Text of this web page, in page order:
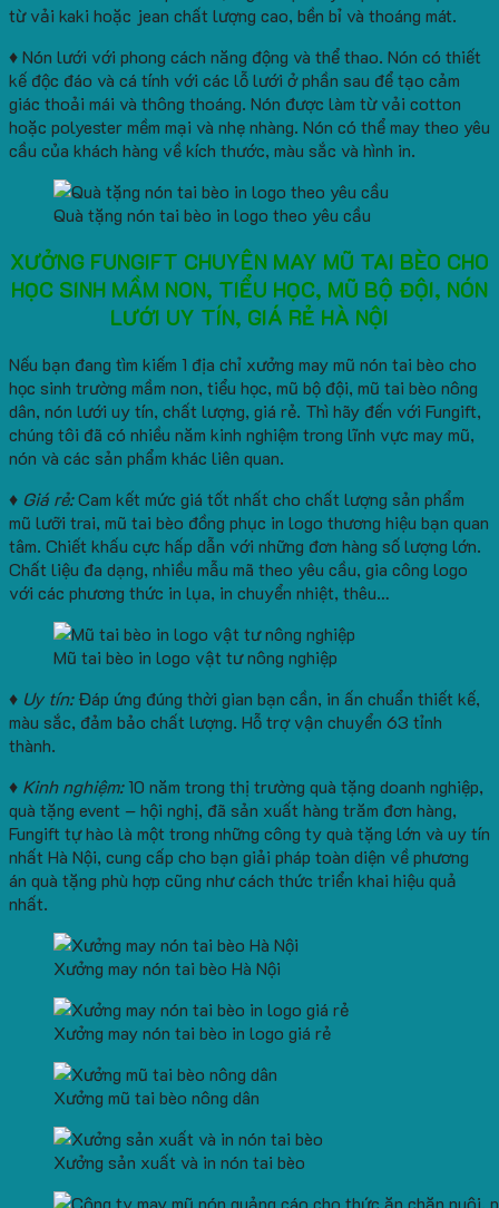
từ vải kaki hoặc jean chất lượng cao, bền bỉ và thoáng mát.
♦ Nón lưới với phong cách năng động và thể thao. Nón có thiết
kế độc đáo và cá tính với các lỗ lưới ở phần sau để tạo cảm
giác thoải mái và thông thoáng. Nón được làm từ vải cotton
hoặc polyester mềm mại và nhẹ nhàng. Nón có thể may theo yêu
cầu của khách hàng về kích thước, màu sắc và hình in.
Quà tặng nón tai bèo in logo theo yêu cầu
XƯỞNG FUNGIFT CHUYÊN MAY MŨ TAI BÈO CHO
HỌC SINH MẦM NON, TIỂU HỌC, MŨ BỘ ĐỘI, NÓN
LƯỚI UY TÍN, GIÁ RẺ HÀ NỘI
Nếu bạn đang tìm kiếm 1 địa chỉ xưởng may mũ nón tai bèo cho
học sinh trường mầm non, tiểu học, mũ bộ đội, mũ tai bèo nông
dân, nón lưới uy tín, chất lượng, giá rẻ. Thì hãy đến với Fungift,
chúng tôi đã có nhiều năm kinh nghiệm trong lĩnh vực may mũ,
nón và các sản phẩm khác liên quan.
♦ Giá rẻ:Cam kết mức giá tốt nhất cho chất lượng sản phẩm
mũ lưỡi trai, mũ tai bèo đồng phục in logo thương hiệu bạn quan
tâm. Chiết khấu cực hấp dẫn với những đơn hàng số lượng lớn.
Chất liệu đa dạng, nhiều mẫu mã theo yêu cầu, gia công logo
với các phương thức in lụa, in chuyển nhiệt, thêu…
Mũ tai bèo in logo vật tư nông nghiệp
♦ Uy tín:Đáp ứng đúng thời gian bạn cần, in ấn chuẩn thiết kế,
màu sắc, đảm bảo chất lượng. Hỗ trợ vận chuyển 63 tỉnh
thành.
♦ Kinh nghiệm:10 năm trong thị trường quà tặng doanh nghiệp,
quà tặng event – hội nghị, đã sản xuất hàng trăm đơn hàng,
Fungift tự hào là một trong những công ty quà tặng lớn và uy tín
nhất Hà Nội, cung cấp cho bạn giải pháp toàn diện về phương
án quà tặng phù hợp cũng như cách thức triển khai hiệu quả
nhất.
Xưởng may nón tai bèo Hà Nội
Xưởng may nón tai bèo in logo giá rẻ
Xưởng mũ tai bèo nông dân
Xưởng sản xuất và in nón tai bèo